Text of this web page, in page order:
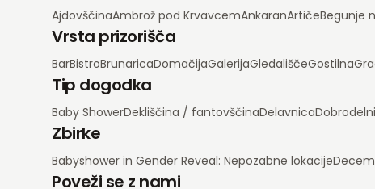
AjdovščinaAmbrož pod KrvavcemAnkaranArtičeBegunje
Vrsta prizorišča
BarBistroBrunaricaDomačijaGalerijaGledališčeGostilna
Tip dogodka
Baby ShowerDekliščina / fantovščinaDelavnica
Zbirke
Babyshower in Gender Reveal: Nepozabne lokacije
Poveži se z nami